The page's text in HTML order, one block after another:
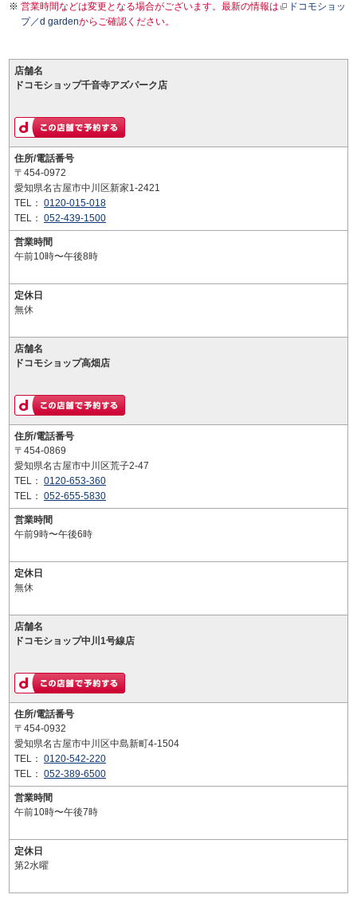
営業時間などは変更となる場合がございます。最新の情報は
ドコモショッ
プ／d gardenからご確認ください。
店舗名
ドコモショップ千音寺アズパーク店
住所/電話番号
〒454-0972
愛知県名古屋市中川区新家1-2421
TEL： 0120-015-018
TEL： 052-439-1500
営業時間
午前10時〜午後8時
定休日
無休
店舗名
ドコモショップ高畑店
住所/電話番号
〒454-0869
愛知県名古屋市中川区荒子2-47
TEL： 0120-653-360
TEL： 052-655-5830
営業時間
午前9時〜午後6時
定休日
無休
店舗名
ドコモショップ中川1号線店
住所/電話番号
〒454-0932
愛知県名古屋市中川区中島新町4-1504
TEL： 0120-542-220
TEL： 052-389-6500
営業時間
午前10時〜午後7時
定休日
第2水曜